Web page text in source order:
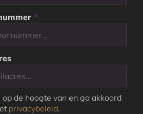
*
op de hoogte van en ga akkoord
privacybeleid.